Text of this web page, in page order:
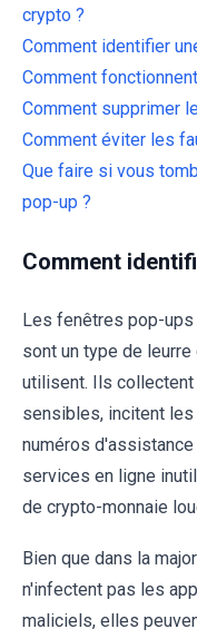
crypto ?
Comment identifier
Comment
Comment supprimer
Comment éviter les
Que faire si vous
pop-up ?
Comment
Les fenêtres pop-
sont un type de
utilisent. Ils
sensibles, incitent
numéros
services en ligne
de crypto-monnaie
Bien que dans la
n'infectent pas les
maliciels, elles